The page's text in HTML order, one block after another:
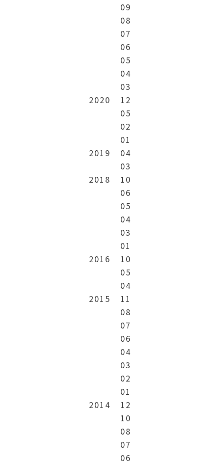
09
08
07
06
05
04
03
2020
12
05
02
01
2019
04
03
2018
10
06
05
04
03
01
2016
10
05
04
2015
11
08
07
06
04
03
02
01
2014
12
10
08
07
06